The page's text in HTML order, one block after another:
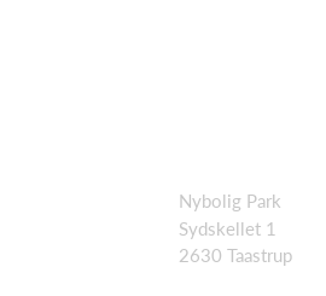
Nybolig Park
Sydskellet 1
2630 Taastrup